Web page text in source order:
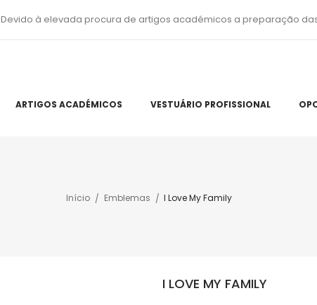
Devido à elevada procura de artigos académicos a preparação
ARTIGOS ACADÉMICOS VESTUÁRIO PROFISSIONAL
Início Emblemas I Love My Family
I LOVE MY FAMILY